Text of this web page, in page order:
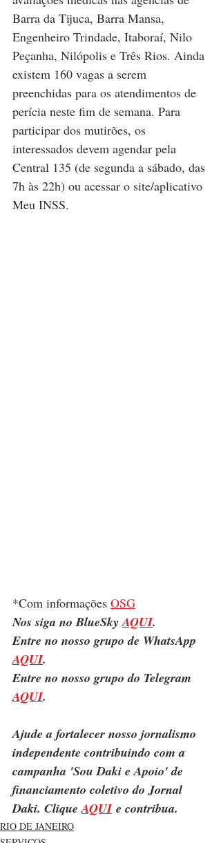
Barra da Tijuca, Barra Mansa,
Engenheiro Trindade, Itaboraí, Nilo
Peçanha, Nilópolis e Três Rios. Ainda
existem 160 vagas a serem
preenchidas para os atendimentos de
perícia neste fim de semana. Para
participar dos mutirões, os
interessados devem agendar pela
Central 135 (de segunda a sábado, das
7h às 22h) ou acessar o site/aplicativo
Meu INSS.
*Com informações OSG
Nos siga no BlueSky AQUI.
Entre no nosso grupo de WhatsApp
AQUI.
Entre no nosso grupo do Telegram
AQUI.
Ajude a fortalecer nosso jornalismo
independente contribuindo com a
campanha 'Sou Daki e Apoio' de
financiamento coletivo do Jornal
Daki. Clique AQUI e contribua.
RIO DE JANEIRO